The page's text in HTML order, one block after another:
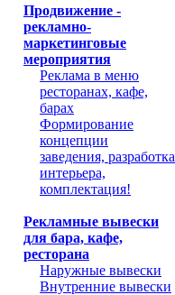
Продвижение -
рекламно-
маркетинговые
мероприятия
Реклама в меню
ресторанах, кафе,
барах
Формирование
концепции
заведения, разработка
интерьера,
комплектация!
Рекламные вывески
для бара, кафе,
ресторана
Наружные вывески
Внутренние вывески